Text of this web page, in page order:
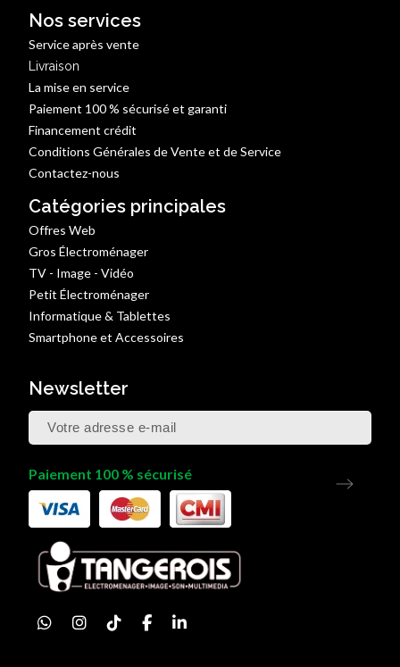
Nos services
Service après vente
Livraison
La mise en service
Paiement 100 % sécurisé et garanti
Financement crédit
Conditions Générales de Vente et de Service
Contactez-nous
Catégories principales
Offres Web
Gros Électroménager
TV - Image - Vidéo
Petit Électroménager
Informatique & Tablettes
Smartphone et Accessoires
Newsletter
Paiement 100 % sécurisé